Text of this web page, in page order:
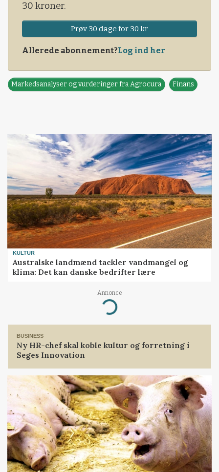
30 kroner.
Prøv 30 dage for 30 kr
Allerede abonnement?Log ind her
Markedsanalyser og vurderinger fra Agrocura Finans
KULTUR
Australske landmænd tackler vandmangel og
klima: Det kan danske bedrifter lære
Annonce
Loading...
BUSINESS
Ny HR-chef skal koble kultur og forretning i
Seges Innovation